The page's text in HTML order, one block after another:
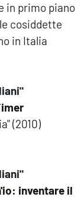
in primo piano
cosiddette
in Italia
(2010)
inventare il